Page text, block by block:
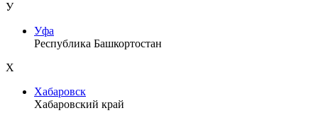
У
Уфа
Республика Башкортостан
Х
Хабаровск
Хабаровский край